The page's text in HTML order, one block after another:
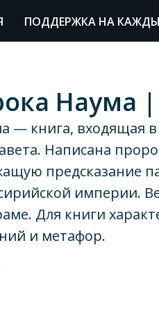
ПОДДЕРЖКА НА
Наума
— книга, входящая
Написана
предсказание
империи.
Для книги
и метафор.